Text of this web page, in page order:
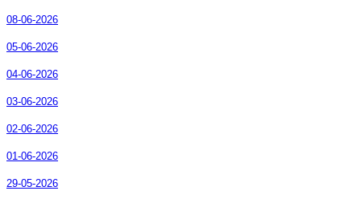
08-06-2026
05-06-2026
04-06-2026
03-06-2026
02-06-2026
01-06-2026
29-05-2026